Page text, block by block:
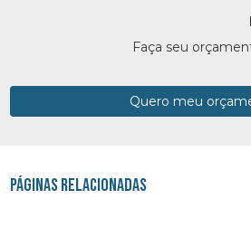
Faça seu
Quero meu
Páginas Relacionadas